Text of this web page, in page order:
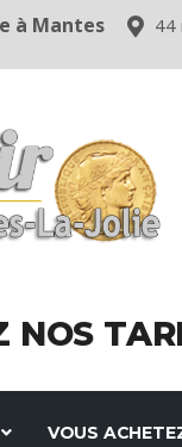
à Mantes 44
NOS
VOUS